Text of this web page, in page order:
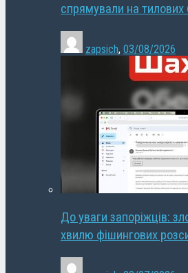
спрямували на тилових
zapsich, 03/08/2026
До уваги запоріжців:
хвилю фішингових